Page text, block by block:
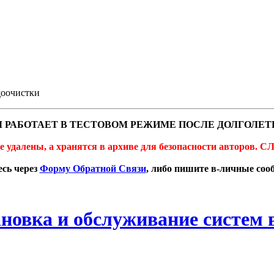
В ТЕСТОВОМ РЕЖИМЕ ПОСЛЕ
удалены, а хранятся в архиве для безопасности
через Форму Обратной Связи, либо пишите в-личные
и обслуживание систем